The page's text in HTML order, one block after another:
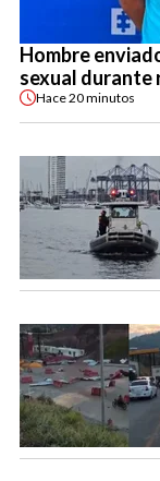
Hombre
sexual durante
Hace20 minutos